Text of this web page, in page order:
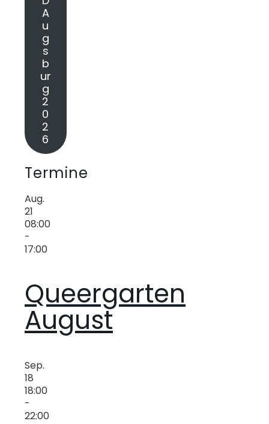
A
u
g
s
b
ur
g
2
0
2
6
Termine
Aug.
21
08:00
-
17:00
Queergarten
August
Sep.
18
18:00
-
22:00